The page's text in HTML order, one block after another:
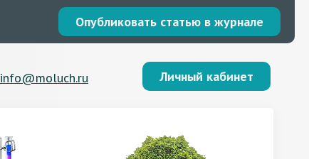
Опубликовать статью в журнале
info@moluch.ru Личный кабинет